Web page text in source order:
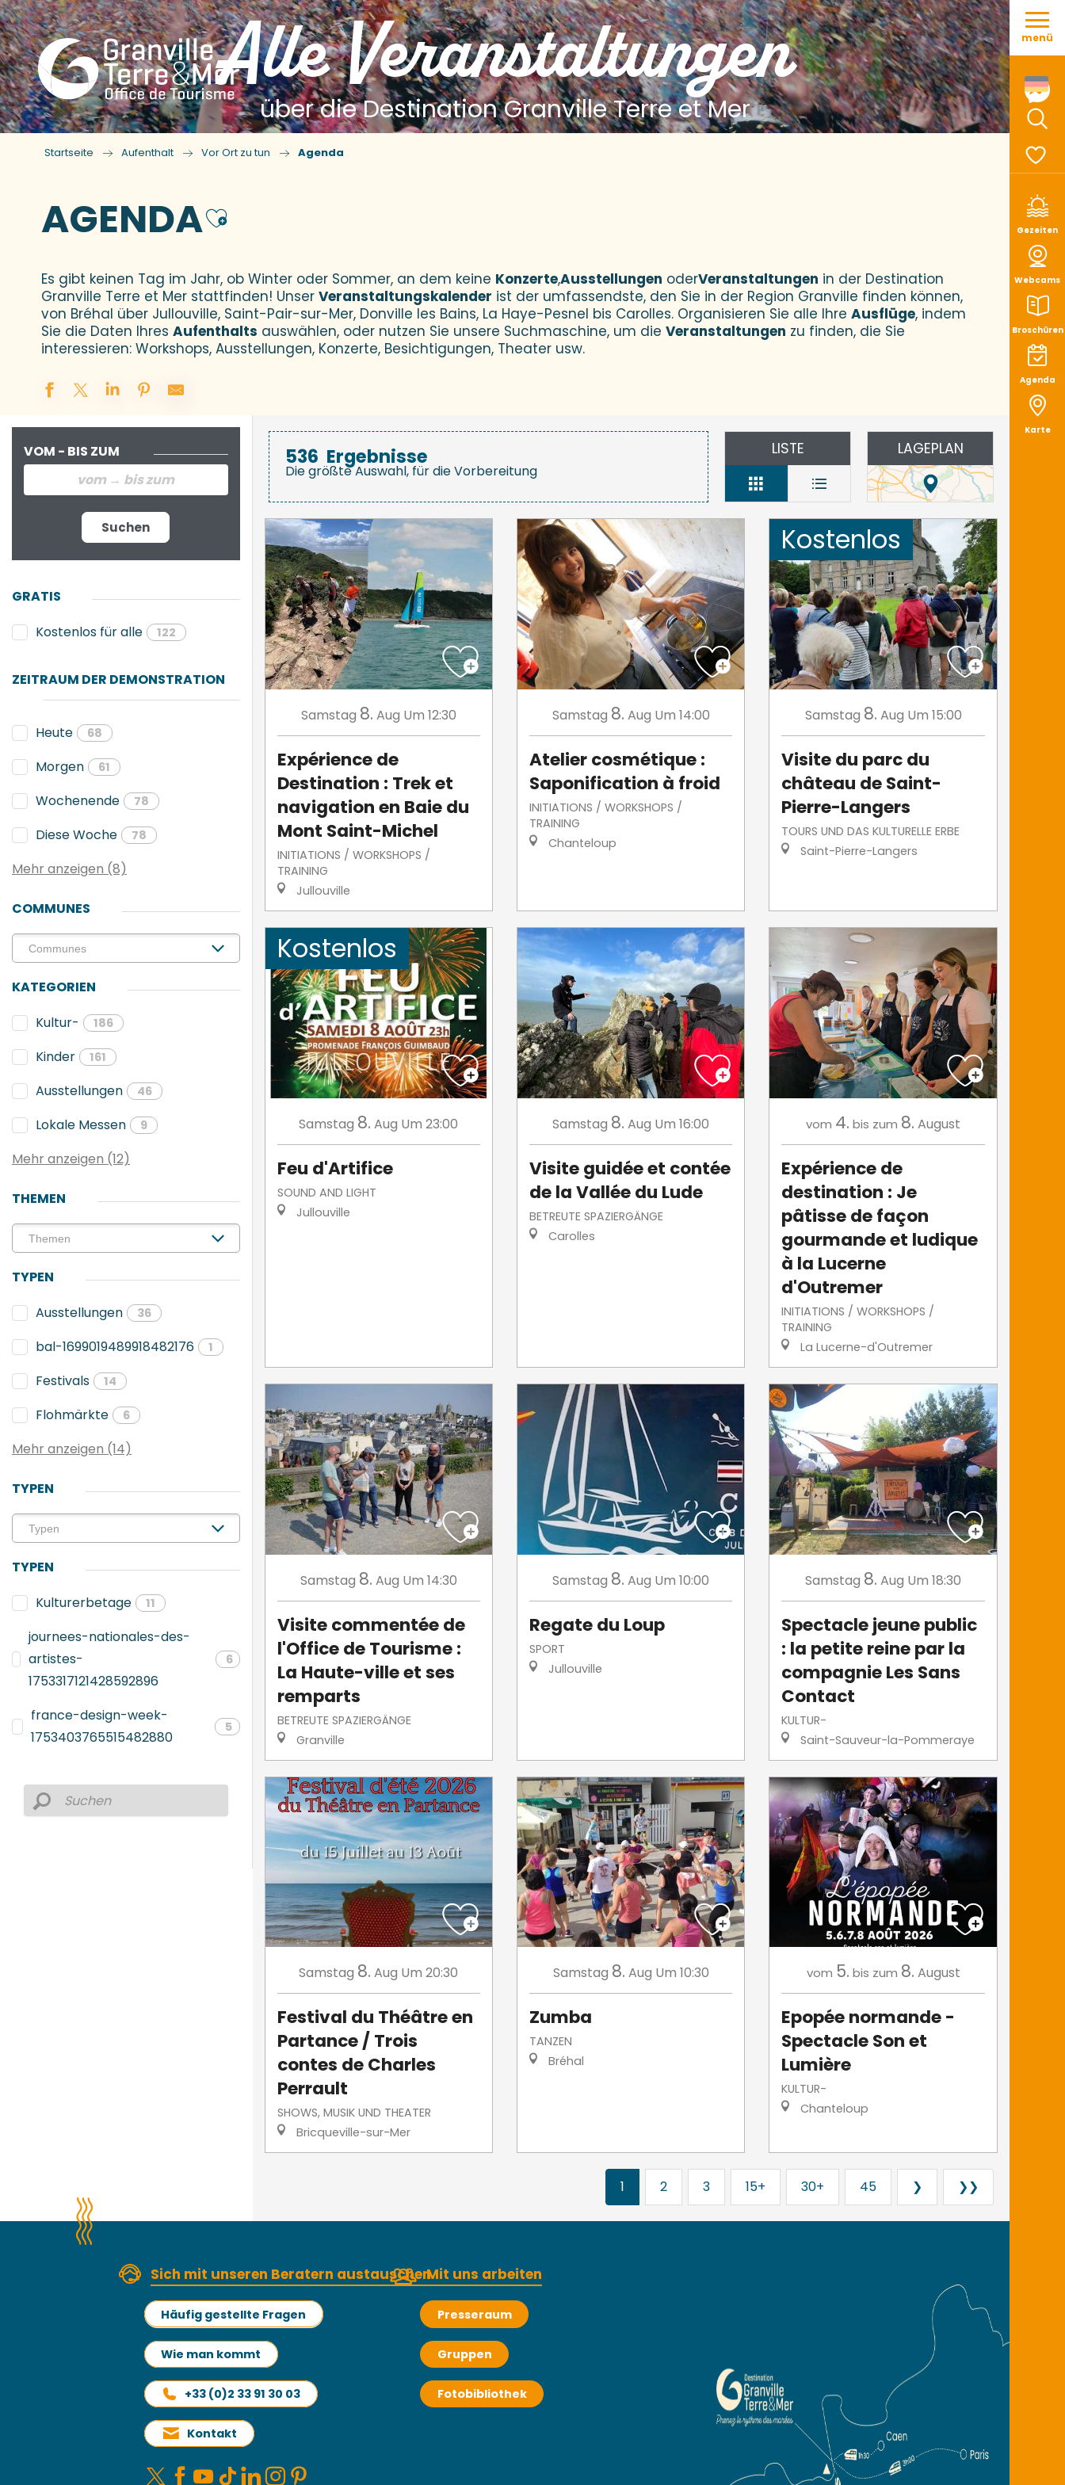
Aller
contenu
Gezeiten
Webcams
Broschüren
Agenda
Karte
menü
Alle Veranstaltungen
über die Destination Granville Terre et Mer
Startseite Aufenthalt Vor Ort zu tun Agenda
AGENDAAjouter aux favoris
Es gibt keinen Tag im Jahr, ob Winter oder Sommer, an dem keine Konzerte,Ausstellungen oderVeranstaltungen in der Destination
Granville Terre et Mer stattfinden! Unser Veranstaltungskalender ist der umfassendste, den Sie in der Region Granville finden können,
von Bréhal über Jullouville, Saint-Pair-sur-Mer, Donville les Bains, La Haye-Pesnel bis Carolles. Organisieren Sie alle Ihre Ausflüge, indem
Sie die Daten Ihres Aufenthalts auswählen, oder nutzen Sie unsere Suchmaschine, um die Veranstaltungen zu finden, die Sie
interessieren: Workshops, Ausstellungen, Konzerte, Besichtigungen, Theater usw.
VOM - BIS ZUM
Suchen
GRATIS
Kostenlos für alle
122
ZEITRAUM DER DEMONSTRATION
Heute 68
Morgen 61
Wochenende 78
Diese Woche 78
Mehr anzeigen (8)
COMMUNES
KATEGORIEN
Kultur-
186
Kinder 161
Ausstellungen 46
Lokale Messen 9
Mehr anzeigen (12)
THEMEN
TYPEN
Ausstellungen
36
bal-1699019489918482176 1
Festivals 14
Flohmärkte 6
Mehr anzeigen (14)
TYPEN
TYPEN
Kulturerbetage
11
journees-nationales-des-
artistes-
1753317121428592896
6
france-design-week-
1753403765515482880
5
536 Ergebnisse
Die größte Auswahl, für die Vorbereitung
LISTE LAGEPLAN
Samstag 8. Aug Um 12:30
Expérience de
Destination : Trek et
navigation en Baie du
Mont Saint-Michel
INITIATIONS / WORKSHOPS /
TRAINING
Jullouville
Samstag 8. Aug Um 14:00
Atelier cosmétique :
Saponification à froid
INITIATIONS / WORKSHOPS /
TRAINING
Chanteloup
Kostenlos
Samstag 8. Aug Um 15:00
Visite du parc du
château de Saint-
Pierre-Langers
TOURS UND DAS KULTURELLE ERBE
Saint-Pierre-Langers
Kostenlos
Samstag 8. Aug Um 23:00
Feu d'Artifice
SOUND AND LIGHT
Jullouville
Samstag 8. Aug Um 16:00
Visite guidée et contée
de la Vallée du Lude
BETREUTE SPAZIERGÄNGE
Carolles
vom 4. bis zum 8. August
Expérience de
destination : Je
pâtisse de façon
gourmande et ludique
à la Lucerne
d'Outremer
INITIATIONS / WORKSHOPS /
TRAINING
La Lucerne-d'Outremer
Samstag 8. Aug Um 14:30
Visite commentée de
l'Office de Tourisme :
La Haute-ville et ses
remparts
BETREUTE SPAZIERGÄNGE
Granville
Samstag 8. Aug Um 10:00
Regate du Loup
SPORT
Jullouville
Samstag 8. Aug Um 18:30
Spectacle jeune public
: la petite reine par la
compagnie Les Sans
Contact
KULTUR-
Saint-Sauveur-la-Pommeraye
Samstag 8. Aug Um 20:30
Festival du Théâtre en
Partance / Trois
contes de Charles
Perrault
SHOWS, MUSIK UND THEATER
Bricqueville-sur-Mer
Samstag 8. Aug Um 10:30
Zumba
TANZEN
Bréhal
vom 5. bis zum 8. August
Epopée normande -
Spectacle Son et
Lumière
KULTUR-
Chanteloup
1 2 3 15+ 30+ 45 ❯ ❯❯
Sich mit unseren Beratern austauschen
Häufig gestellte Fragen
Wie man kommt
+33 (0)2 33 91 30 03
Kontakt
Mit uns arbeiten
Presseraum
Gruppen
Fotobibliothek